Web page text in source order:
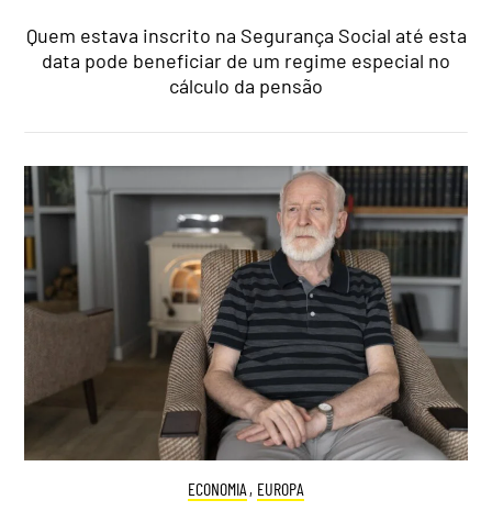
Quem estava inscrito na Segurança Social até esta
data pode beneficiar de um regime especial no
cálculo da pensão
ECONOMIA , EUROPA